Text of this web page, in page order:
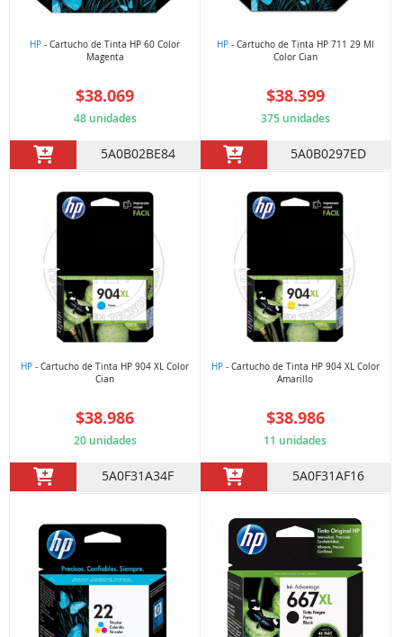
HP - Cartucho de Tinta HP 60 Color
Magenta
$38.069
48 unidades
5A0B02BE84
HP- Cartucho de Tinta HP 711 29 Ml
Color Cian
$38.399
375 unidades
5A0B0297ED
HP - Cartucho de Tinta HP 904 XL Color
Cian
$38.986
20 unidades
5A0F31A34F
HP- Cartucho de Tinta HP 904 XL Color
Amarillo
$38.986
11 unidades
5A0F31AF16